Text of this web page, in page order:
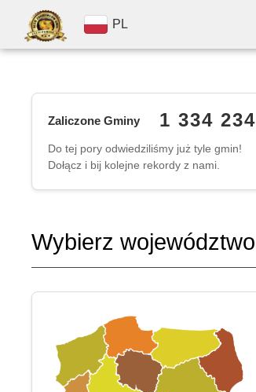
PL
Zaliczone Gminy 1 334 234
Do tej pory odwiedziliśmy już tyle gmin!
Dołącz i bij kolejne rekordy z nami.
Wybierz województwo